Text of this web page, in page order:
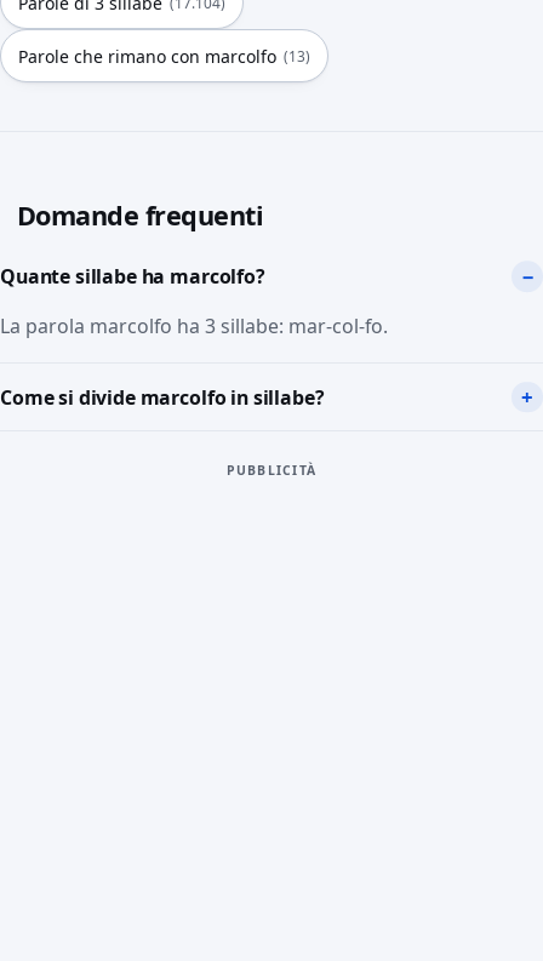
Parole che rimano con marcolfo (13)
Domande frequenti
Quante sillabe ha marcolfo?
La parola marcolfo ha 3 sillabe: mar-col-fo.
Come si divide marcolfo in sillabe?
PUBBLICITÀ